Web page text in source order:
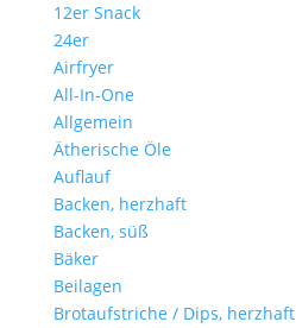
12er Snack
24er
Airfryer
All-In-One
Allgemein
Ätherische Öle
Auflauf
Backen, herzhaft
Backen, süß
Bäker
Beilagen
Brotaufstriche / Dips, herzhaft